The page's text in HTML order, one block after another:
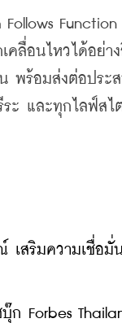
ลื่อนไหวได้อย่า
พร้อมส่งต่อปร
ระ และทุกไลฟ์สไ
เสริมความเชื่อ
ก Forbes